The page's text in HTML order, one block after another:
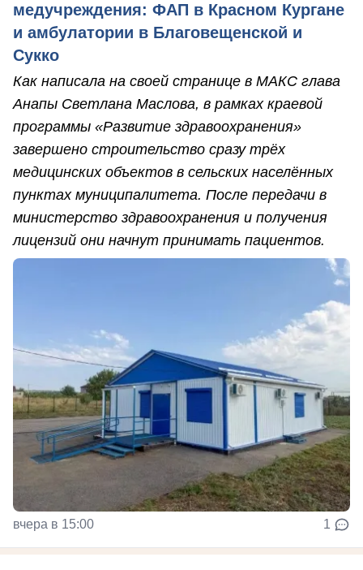
медучреждения: ФАП в Красном Кургане
и амбулатории в Благовещенской и
Сукко
Как написала на своей странице в МАКС глава
Анапы Светлана Маслова, в рамках краевой
программы «Развитие здравоохранения»
завершено строительство сразу трёх
медицинских объектов в сельских населённых
пунктах муниципалитета. После передачи в
министерство здравоохранения и получения
лицензий они начнут принимать пациентов.
вчера в 15:00 1